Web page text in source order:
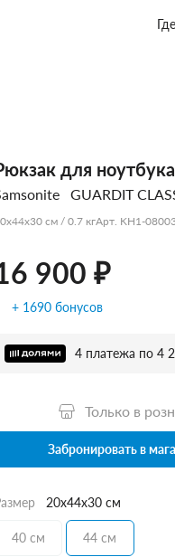
DESIGN
с
для
GUARDIT
см / 0.7 кгАрт. KH1-
900 ₽
+ 1690 бонусов
4 платежа по 4
Только в
Забронировать в
20x44x30 см
40 см 44 см